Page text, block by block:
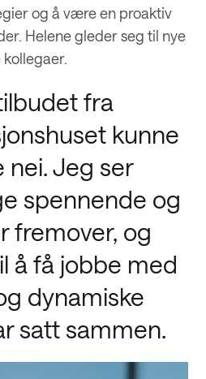
og å være en proaktiv
Helene gleder seg til nye
fra
kunne
nei. Jeg ser
spennende og
fremover, og
å få jobbe med
dynamiske
satt sammen.